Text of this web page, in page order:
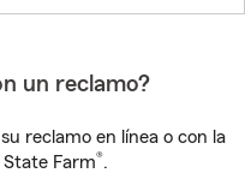
un reclamo?
reclamo en línea o con la
Farm®.